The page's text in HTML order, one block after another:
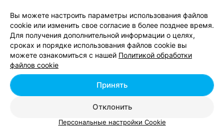
Связаться по вопросам сотрудничества
Написать руководителю relax.by
Персональные настройки cookie
Обработка персональных данных
| 220012, Республика Беларусь, г. Минск,
улица Толбухина, 2, пом. 16 | info@relax.by
Вы можете настроить параметры использования файлов
cookie или изменить свое согласие в более позднее время.
Для получения дополнительной информации о целях,
сроках и порядке использования файлов cookie вы
можете ознакомиться с нашей Политикой обработки
файлов cookie
Отклонить
Принять
Персональные настройки Cookie